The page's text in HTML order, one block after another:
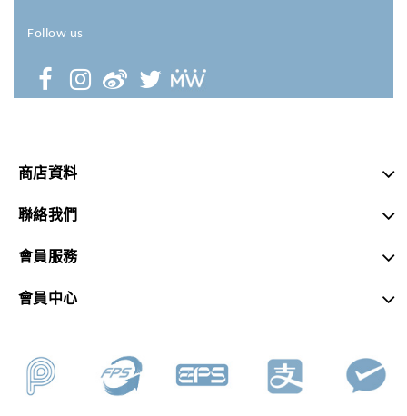
Follow us
商店資料
聯絡我們
會員服務
會員中心